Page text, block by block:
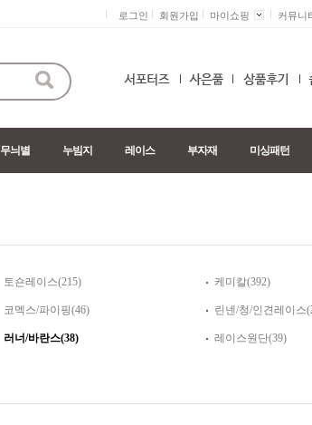
로그인 회원가입 마이쇼핑 커뮤니
무늬별 누빔지 레이스 부자재 미싱패턴
토숀레이스(215) 케미칼(392)
코멕스/파이핑(46) 린넨/청/인견레이스
러너/바란스(38) 레이스원단(39)